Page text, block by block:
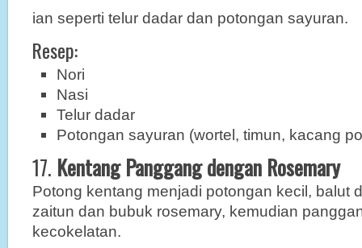
ian seperti telur dadar dan potongan sayuran.
Resep:
Nori
Nasi
Telur dadar
Potongan sayuran (wortel, timun, kacang
17. Kentang Panggang dengan Rosemary
Potong kentang menjadi potongan kecil, balut
zaitun dan bubuk rosemary, kemudian
kecokelatan.